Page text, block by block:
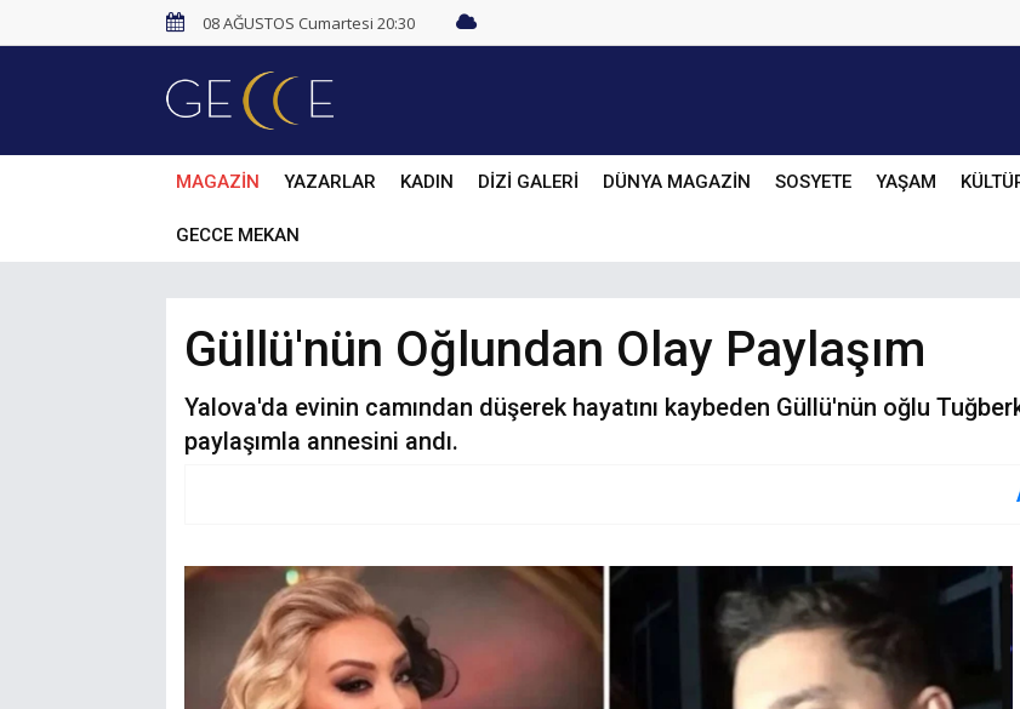
08 AĞUSTOS Cumartesi 20:30
MAGAZİN YAZARLAR KADIN DİZİ GALERİ DÜNYA MAGAZİN SOSYETE YAŞAM
GECCE MEKAN
Güllü'nün Oğlundan Olay Paylaşım
Yalova'da evinin camından düşerek hayatını kaybeden Güllü'nün oğlu
paylaşımla annesini andı.